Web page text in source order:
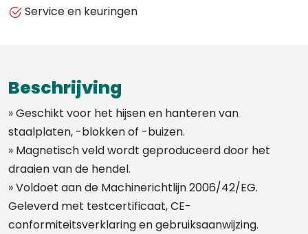
Service en keuringen
Beschrijving
» Geschikt voor het hijsen en hanteren van
staalplaten, -blokken of -buizen.
» Magnetisch veld wordt geproduceerd door het
draaien van de hendel.
» Voldoet aan de Machinerichtlijn 2006/42/EG.
Geleverd met testcertificaat, CE-
conformiteitsverklaring en gebruiksaanwijzing.